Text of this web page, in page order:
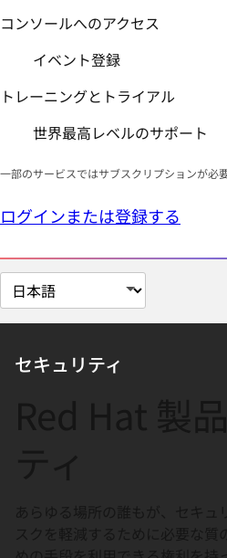
コンソールへのアクセス
イベント登録
トレーニングとトライアル
世界最高レベルのサポート
一部のサービスではサブスクリプションが必
ログインまたは登録する
ペ
ー
のセキュリティ